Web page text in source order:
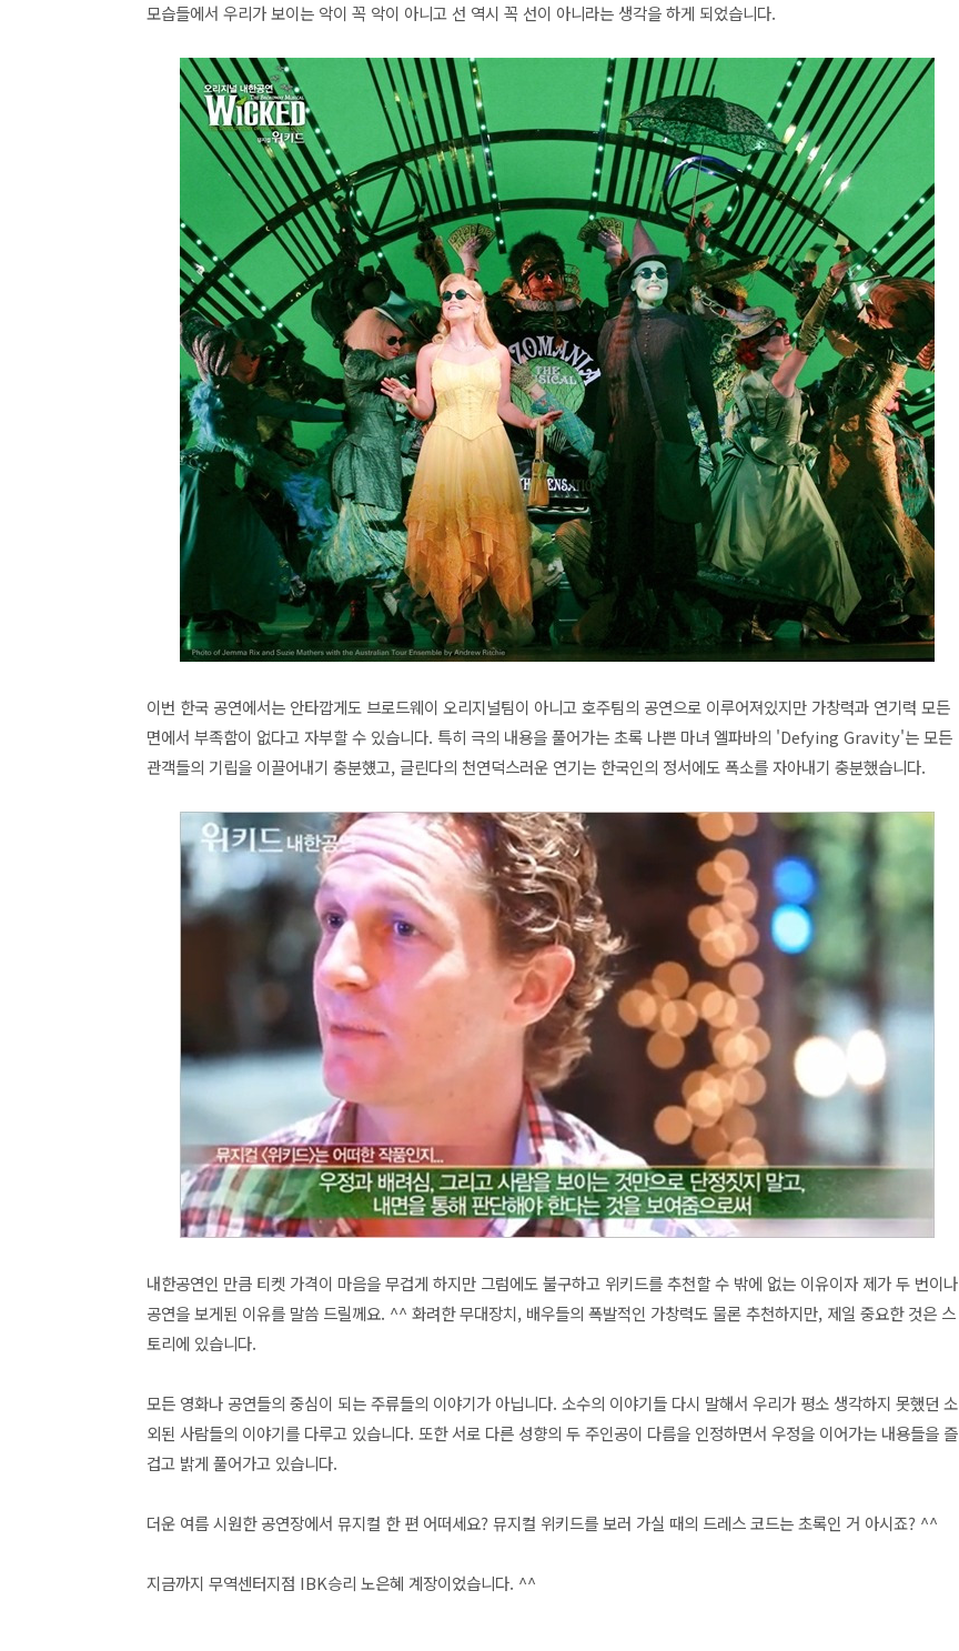
모습들에서 우리가 보이는 악이 꼭 악이 아니고 선 역시 꼭 선이 아니라는 생각을 하게 되었습니다.
이번 한국 공연에서는 안타깝게도 브로드웨이 오리지널팀이 아니고 호주팀의 공연으로 이루어져있지만 가창력과 연기력 모든
면에서 부족함이 없다고 자부할 수 있습니다. 특히 극의 내용을 풀어가는 초록 나쁜 마녀 엘파바의 'Defying Gravity'는 모든
관객들의 기립을 이끌어내기 충분헀고, 글린다의 천연덕스러운 연기는 한국인의 정서에도 폭소를 자아내기 충분했습니다.
내한공연인 만큼 티켓 가격이 마음을 무겁게 하지만 그럼에도 불구하고 위키드를 추천할 수 밖에 없는 이유이자 제가 두 번이나
공연을 보게된 이유를 말씀 드릴께요. ^^ 화려한 무대장치, 배우들의 폭발적인 가창력도물론 추천하지만, 제일 중요한 것은 스
토리에 있습니다.
모든 영화나 공연들의 중심이 되는 주류들의 이야기가 아닙니다. 소수의 이야기들 다시 말해서 우리가 평소 생각하지 못했던 소
외된 사람들의 이야기를 다루고 있습니다. 또한 서로 다른 성향의 두 주인공이 다름을 인정하면서 우정을 이어가는 내용들을 즐
겁고 밝게 풀어가고 있습니다.
더운 여름 시원한 공연장에서 뮤지컬 한 편 어떠세요? 뮤지컬 위키드를 보러 가실 때의 드레스 코드는 초록인 거 아시죠? ^^
지금까지 무역센터지점 IBK승리 노은혜 계장이었습니다. ^^